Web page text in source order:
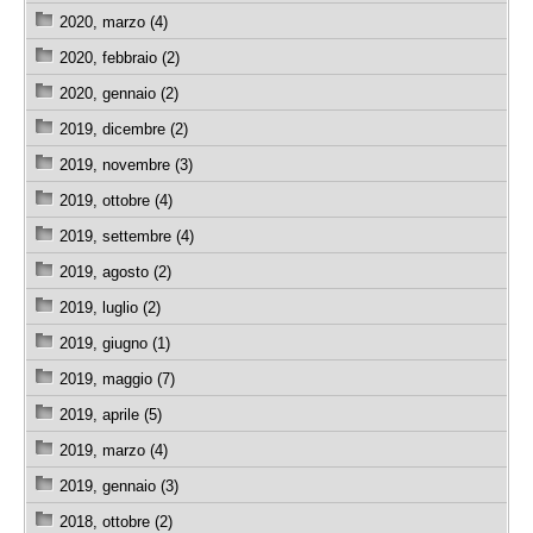
2020, marzo (4)
2020, febbraio (2)
2020, gennaio (2)
2019, dicembre (2)
2019, novembre (3)
2019, ottobre (4)
2019, settembre (4)
2019, agosto (2)
2019, luglio (2)
2019, giugno (1)
2019, maggio (7)
2019, aprile (5)
2019, marzo (4)
2019, gennaio (3)
2018, ottobre (2)